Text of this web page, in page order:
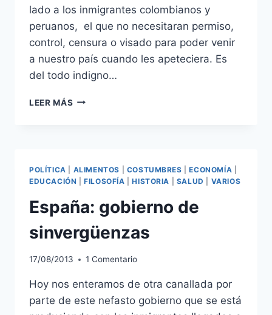
lado a los inmigrantes colombianos y
peruanos, el que no necesitaran permiso,
control, censura o visado para poder venir
a nuestro país cuando les apeteciera. Es
del todo indigno…
LEER MÁS ANACRONISMOS
POLÍTICA ALIMENTOS COSTUMBRES |ECONOMÍA
EDUCACIÓN |FILOSOFÍA |HISTORIA SALUD VARIOS
España: gobierno de
sinvergüenzas
17/08/2013 1 Comentario
Hoy nos enteramos de otra canallada por
parte de este nefasto gobierno que se está